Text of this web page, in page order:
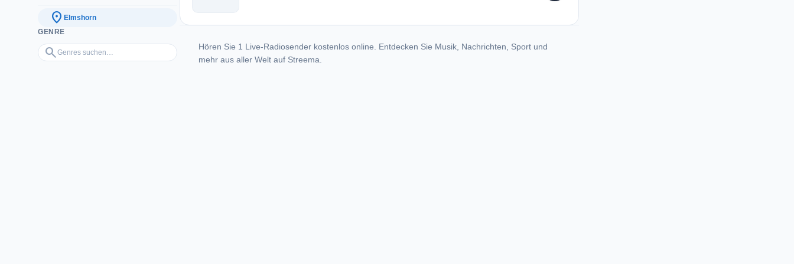
location_on Elmshorn
GENRE
search
Genres suchen…
Hören Sie 1 Live-Radiosender kostenlos online. Entdecken Sie Musik, Nachrichten, Sport und
mehr aus aller Welt auf Streema.